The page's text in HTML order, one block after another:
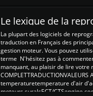
Le lexique de la
La plupart des logiciels de
traduction en Français des
gestion moteur. Vous pouvez
terme N'hésitez pas à
manquant, au plaisir de lire votre
temperaturetemperature d'air
moteurs suralsECT/CTSengine